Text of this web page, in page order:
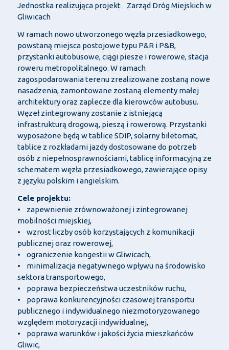
Jednostka realizująca projekt Zarząd Dróg Miejskich w
Gliwicach
W ramach nowo utworzonego węzła przesiadkowego,
powstaną miejsca postojowe typu P&R i P&B,
przystanki autobusowe, ciągi piesze i rowerowe, stacja
roweru metropolitalnego. W ramach
zagospodarowania terenu zrealizowane zostaną nowe
nasadzenia, zamontowane zostaną elementy małej
architektury oraz zaplecze dla kierowców autobusu.
Węzeł zintegrowany zostanie z istniejącą
infrastrukturą drogową, pieszą i rowerową. Przystanki
wyposażone będą w tablice SDIP, solarny biletomat,
tablice z rozkładami jazdy dostosowane do potrzeb
osób z niepełnosprawnościami, tablicę informacyjną ze
schematem węzła przesiadkowego, zawierające opisy
z języku polskim i angielskim.
Cele projektu:
• zapewnienie zrównoważonej i zintegrowanej
mobilności miejskiej,
• wzrost liczby osób korzystających z komunikacji
publicznej oraz rowerowej,
• ograniczenie kongestii w Gliwicach,
• minimalizacja negatywnego wpływu na środowisko
sektora transportowego,
• poprawa bezpieczeństwa uczestników ruchu,
• poprawa konkurencyjności czasowej transportu
publicznego i indywidualnego niezmotoryzowanego
względem motoryzacji indywidualnej,
• poprawa warunków i jakości życia mieszkańców
Gliwic,